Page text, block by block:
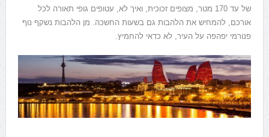
של עד 170 מטר, מצופים זכוכית, ואיך לא, עטופים גופי תאורה לכל
אורכם, להמחיש את הלהבות גם בשעות החשכה. מן הלהבות נשקף נוף
פנורמי יפהפה על העיר, לא כדאי להחמיץ.